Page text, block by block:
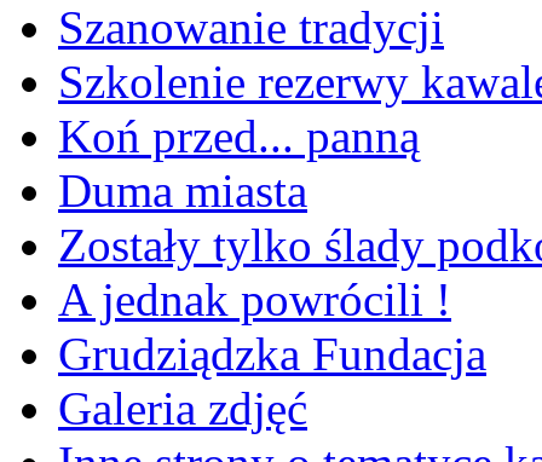
Szanowanie tradycji
Szkolenie rezerwy
Koń przed... panną
Duma miasta
Zostały tylko ślady
A jednak powrócili !
Grudziądzka Fundacja
Galeria zdjęć